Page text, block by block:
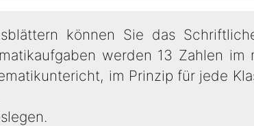
können Sie das
werden 13 Zahlen
im Prinzip für jede